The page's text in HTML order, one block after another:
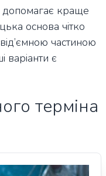
допомагає краще
основа чітко
частиною
варіанти є
терміна